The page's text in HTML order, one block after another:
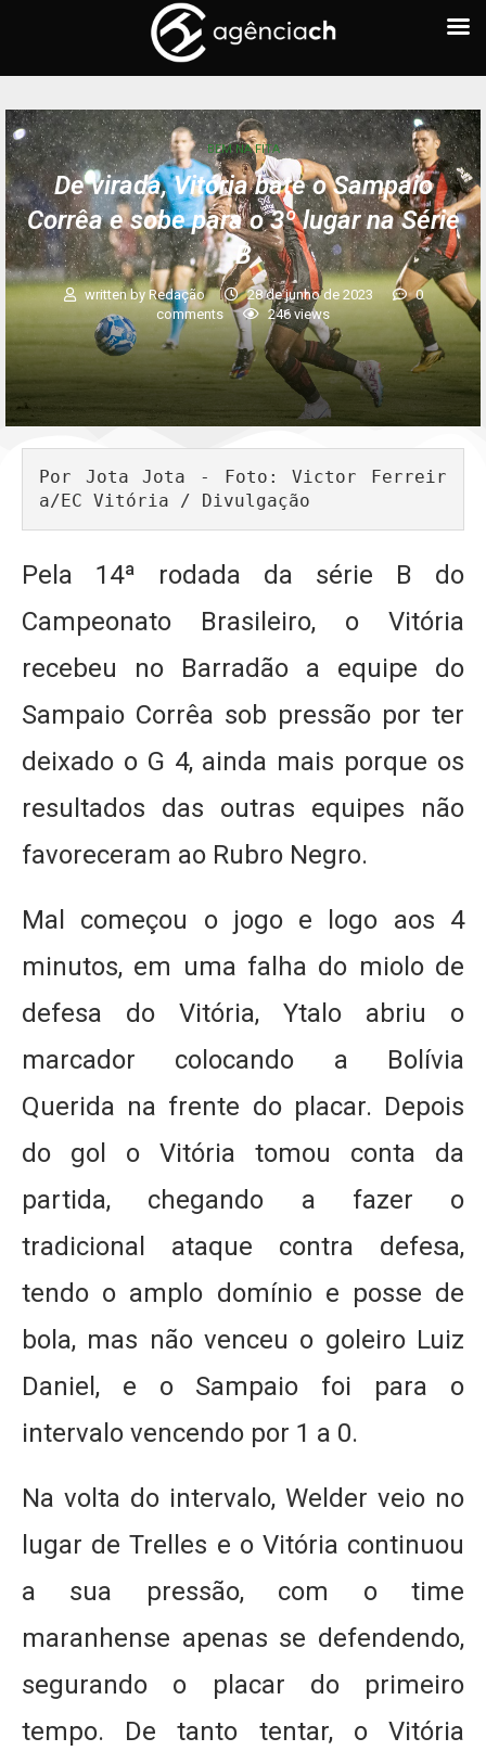
BEM NA FITA
De virada, Vitória bate o Sampaio
Corrêa e sobe para o 3º lugar na Série
B
written by Redação 28 de junho de 2023
0
comments
246views
Por Jota Jota - Foto: Victor Ferreir
a/EC Vitória / Divulgação
Pela 14ª rodada da série B do
Campeonato Brasileiro, o Vitória
recebeu no Barradão a equipe do
Sampaio Corrêa sob pressão por ter
deixado o G 4, ainda mais porque os
resultados das outras equipes não
favoreceram ao Rubro Negro.
Mal começou o jogo e logo aos 4
minutos, em uma falha do miolo de
defesa do Vitória, Ytalo abriu o
marcador colocando a Bolívia
Querida na frente do placar. Depois
do gol o Vitória tomou conta da
partida, chegando a fazer o
tradicional ataque contra defesa,
tendo o amplo domínio e posse de
bola, mas não venceu o goleiro Luiz
Daniel, e o Sampaio foi para o
intervalo vencendo por 1 a 0.
Na volta do intervalo, Welder veio no
lugar de Trelles e o Vitória continuou
a sua pressão, com o time
maranhense apenas se defendendo,
segurando o placar do primeiro
tempo. De tanto tentar, o Vitória